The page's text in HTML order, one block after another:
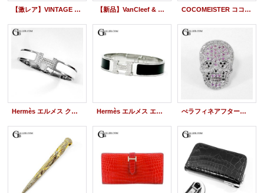
【激レア】VINTAGE CHANEL ヴィンテージシャネル ロゴプレート COCO チェーンネックレス シルバー/ブラック | 251125 【新品】VanCleef & Arpels ヴァンクリーフ & アーペル ヴィンテージ アルハンブラ ペンダント K18WG ダイヤモンド VCARA46100 COCOMEISTER ココマイスター クロコダイル ジムクラック ラウンドジップ財布 アフターダイヤ パーツ製作
Hermès エルメス クリックHH 白 エナメルブレスレット パヴェダイヤモンド Hermès エルメス エナメルブレスレット 黒 クリックH パヴェダイヤモンド ぺラフィネアフターダイヤ | スカル ピンバッジ ダイヤ/ブラックダイヤ/ピンクサファイア